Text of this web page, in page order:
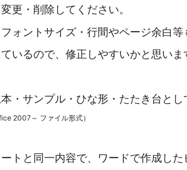
更・削除してください。
ォントサイズ・行間やページ余白
いるので、修正しやすいかと思いま
・サンプル・ひな形・たたき台とし
2007～ ファイル形式）
トと同一内容で、ワードで作成し